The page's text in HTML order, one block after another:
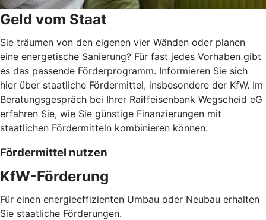
Geld vom Staat
Sie träumen von den eigenen vier Wänden oder planen
eine energetische Sanierung? Für fast jedes Vorhaben gibt
es das passende Förderprogramm. Informieren Sie sich
hier über staatliche Fördermittel, insbesondere der KfW. Im
Beratungsgespräch bei Ihrer Raiffeisenbank Wegscheid eG
erfahren Sie, wie Sie günstige Finanzierungen mit
staatlichen Fördermitteln kombinieren können.
Fördermittel nutzen
KfW-Förderung
Für einen energieeffizienten Umbau oder Neubau erhalten
Sie staatliche Förderungen.